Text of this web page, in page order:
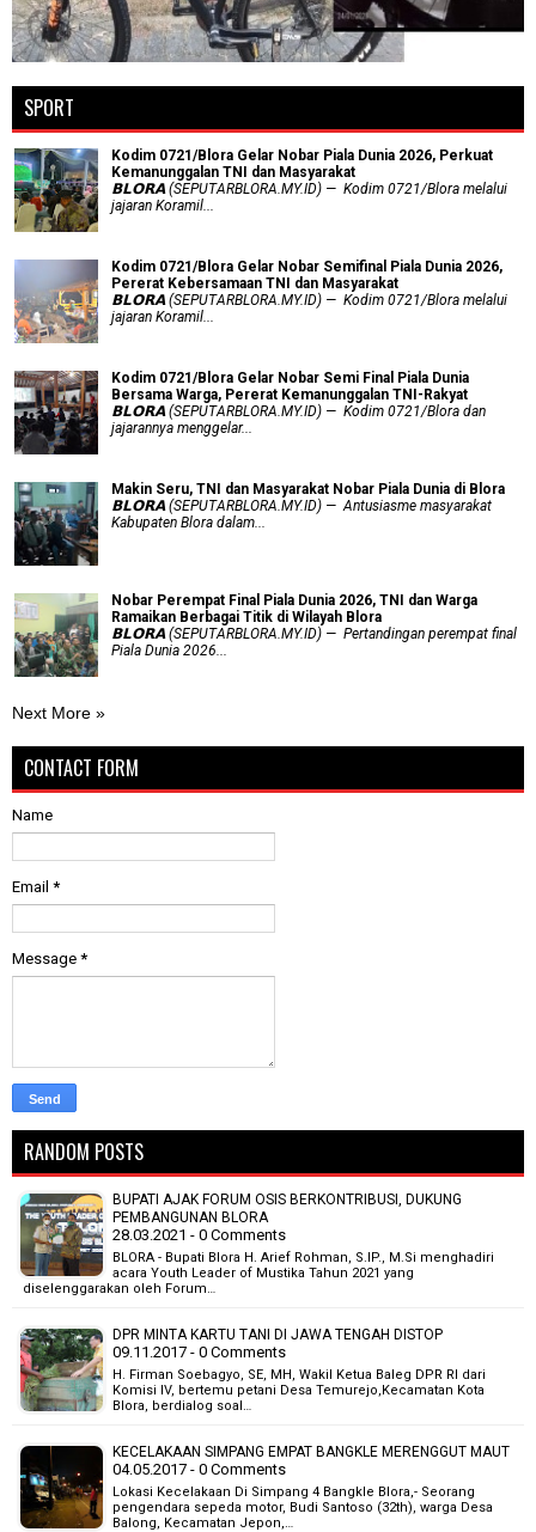
SPORT
Kodim 0721/Blora Gelar Nobar Piala Dunia 2026, Perkuat
Kemanunggalan TNI dan Masyarakat
𝗕𝗟𝗢𝗥𝗔 (SEPUTARBLORA.MY.ID) — Kodim 0721/Blora melalui
jajaran Koramil...
Kodim 0721/Blora Gelar Nobar Semifinal Piala Dunia 2026,
Pererat Kebersamaan TNI dan Masyarakat
𝗕𝗟𝗢𝗥𝗔 (SEPUTARBLORA.MY.ID) — Kodim 0721/Blora melalui
jajaran Koramil...
Kodim 0721/Blora Gelar Nobar Semi Final Piala Dunia
Bersama Warga, Pererat Kemanunggalan TNI-Rakyat
𝗕𝗟𝗢𝗥𝗔 (SEPUTARBLORA.MY.ID) — Kodim 0721/Blora dan
jajarannya menggelar...
Makin Seru, TNI dan Masyarakat Nobar Piala Dunia di Blora
𝗕𝗟𝗢𝗥𝗔 (SEPUTARBLORA.MY.ID) — Antusiasme masyarakat
Kabupaten Blora dalam...
Nobar Perempat Final Piala Dunia 2026, TNI dan Warga
Ramaikan Berbagai Titik di Wilayah Blora
𝗕𝗟𝗢𝗥𝗔 (SEPUTARBLORA.MY.ID) — Pertandingan perempat final
Piala Dunia 2026...
Next More »
CONTACT FORM
Name
Email *
Message *
RANDOM POSTS
BUPATI AJAK FORUM OSIS BERKONTRIBUSI, DUKUNG
PEMBANGUNAN BLORA
28.03.2021 - 0 Comments
BLORA - Bupati Blora H. Arief Rohman, S.IP., M.Si menghadiri
acara Youth Leader of Mustika Tahun 2021 yang
diselenggarakan oleh Forum…
DPR MINTA KARTU TANI DI JAWA TENGAH DISTOP
09.11.2017 - 0 Comments
H. Firman Soebagyo, SE, MH, Wakil Ketua Baleg DPR RI dari
Komisi IV, bertemu petani Desa Temurejo,Kecamatan Kota
Blora, berdialog soal…
KECELAKAAN SIMPANG EMPAT BANGKLE MERENGGUT MAUT
04.05.2017 - 0 Comments
Lokasi Kecelakaan Di Simpang 4 Bangkle Blora,- Seorang
pengendara sepeda motor, Budi Santoso (32th), warga Desa
Balong, Kecamatan Jepon,…